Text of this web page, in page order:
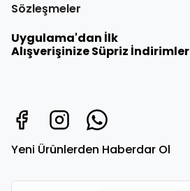
Sözleşmeler
Uygulama'dan İlk
Alışverişinize Süpriz İndirimler
Yeni Ürünlerden Haberdar Ol